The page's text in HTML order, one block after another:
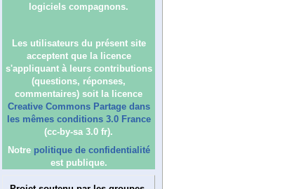
logiciels compagnons.
Les utilisateurs du présent site
acceptent que la licence
s'appliquant à leurs contributions
(questions, réponses,
commentaires) soit la licence
Creative Commons Partage dans
les mêmes conditions 3.0 France
(cc-by-sa 3.0 fr).
Notre politique de confidentialité
est publique.